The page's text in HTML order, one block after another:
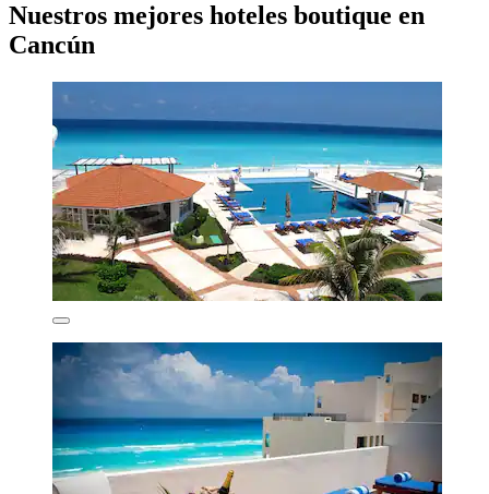
Nuestros mejores hoteles boutique en
Cancún